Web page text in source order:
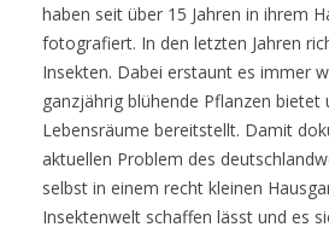
haben seit über 15 Jahren in ihrem
fotografiert. In den letzten Jahren
Insekten. Dabei erstaunt es immer
ganzjährig blühende Pflanzen
Lebensräume bereitstellt. Damit
aktuellen Problem des
selbst in einem recht kleinen
Insektenwelt schaffen lässt und es